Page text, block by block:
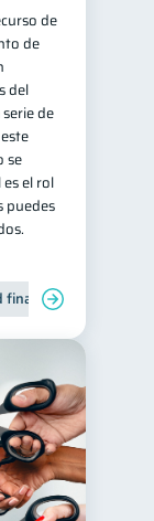
de
de
del
de
se
el rol
puedes